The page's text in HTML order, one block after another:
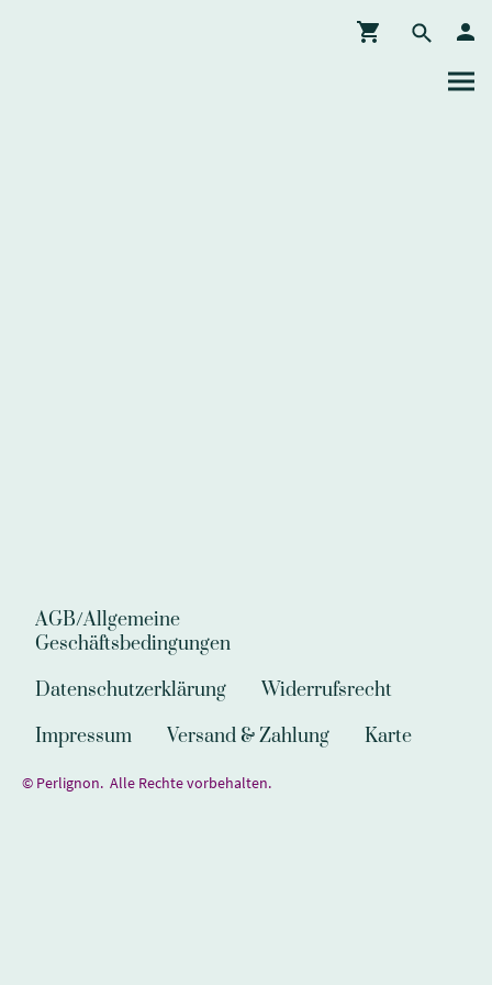
AGB/Allgemeine
Geschäftsbedingungen
Datenschutzerklärung
Widerrufsrecht
Impressum
Versand & Zahlung Karte
© Perlignon. Alle Rechte vorbehalten.